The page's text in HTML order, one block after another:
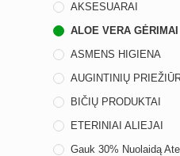
AKSESUARAI
ALOE VERA GĖRIMAI
ASMENS HIGIENA
AUGINTINIŲ
BIČIŲ PRODUKTAI
ETERINIAI ALIEJAI
Gauk 30% Nuolaidą